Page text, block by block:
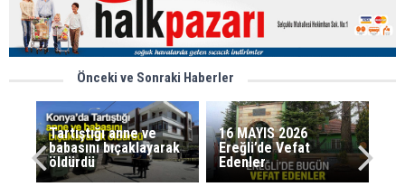
Önceki ve Sonraki Haberler
Tartıştığı anne ve
babasını bıçaklayarak
öldürdü
16 MAYIS 2026
Ereğli’de Vefat
Edenler